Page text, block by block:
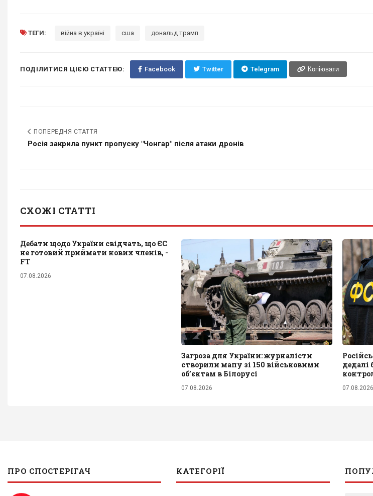
ТЕГИ: війна в україні сша дональд трамп
ПОДІЛИТИСЯ ЦІЄЮ СТАТТЕЮ: Facebook Twitter Telegram Копіювати
ПОПЕРЕДНЯ СТАТТЯ
Росія закрила пункт пропуску "Чонгар" після атаки дронів
СХОЖІ СТАТТІ
Дебати щодо України свідчать, що ЄС
не готовий приймати нових членів, -
FT
07.08.2026
Загроза для України: журналісти
створили мапу зі 150 військовими
обʼєктам в Білорусі
07.08.2026
дедалі
07.08.2026
ПРО СПОСТЕРІГАЧ КАТЕГОРІЇ